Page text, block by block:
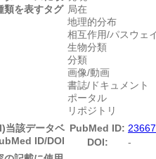
類を表すタグ 局在
地理的分布
相互作用/パスウェ
生物分類
分類
画像/動画
書誌/ドキュメント
ポータル
リポジトリ
当該データベ
ID/DOI
PubMed ID:
DOI:
-